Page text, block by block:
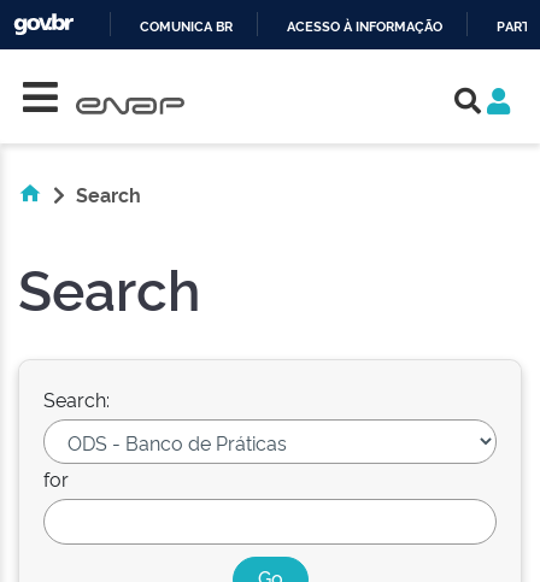
COMUNICA BR ACESSO À INFORMAÇÃO
Search
Search
Search:
for